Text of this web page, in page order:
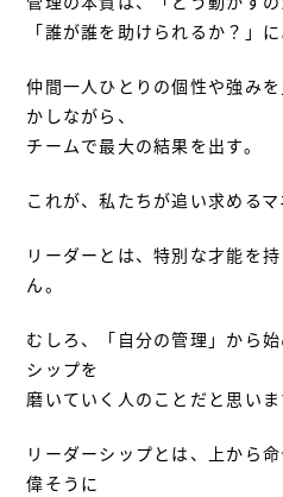
「誰が誰を助けられるか？」
仲間一人ひとりの個性や強み
かしながら、
チームで最大の結果を出す。
これが、私たちが追い求めるマ
リーダーとは、特別な才能を
ん。
むしろ、「自分の管理」から
シップを
磨いていく人のことだと思いま
リーダーシップとは、上から
偉そうに